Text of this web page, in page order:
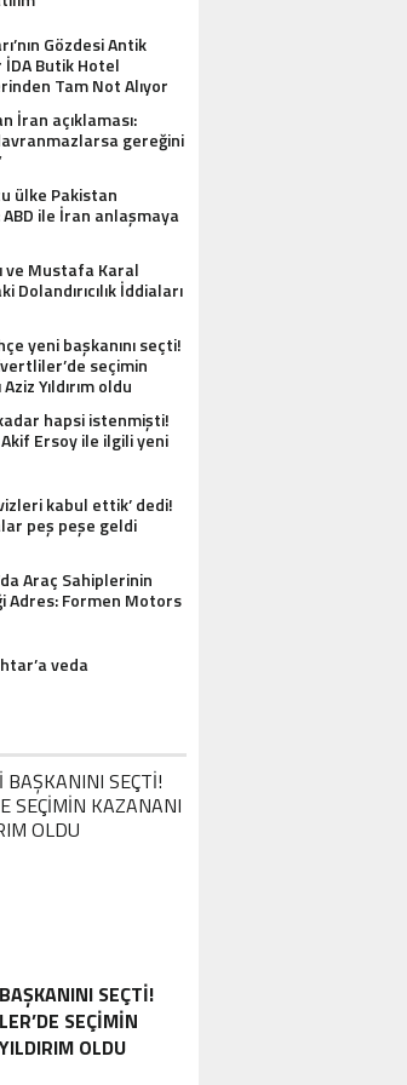
GÖZDESI ANTIK
TAM NOT
Gözdesi Antik
İDA Butik Hotel
Tam Not Alıyor
İran açıklaması:
gereğini
ülke Pakistan
ile İran anlaşmaya
ve Mustafa Karal
Dolandırıcılık İddiaları
yeni başkanını seçti!
seçimin
Yıldırım oldu
hapsi istenmişti!
Ersoy ile ilgili yeni
kabul ettik’ dedi!
peş peşe geldi
Araç Sahiplerinin
Adres: Formen Motors
veda
SEÇTI!
SEÇIMIN
OLDU